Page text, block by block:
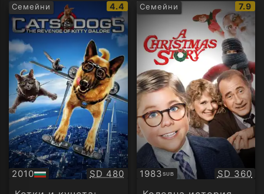
Семейни
IMDb
рейтинг:
4.4
2010
БГ
аудио
Качество:
SD 480
Семейни
IMDb
7.9
1983SUB
Субтитри SD 360